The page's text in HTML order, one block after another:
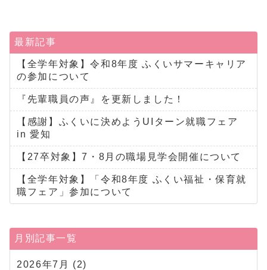
最新記事
【全学年対象】令和8年度 ふくいサマーキャリア
の参加について
『先輩職員の声』を更新しました！
【感謝】ふくいに決めようUIターン就職フェア
in 愛知
【27卒対象】7・8月の職場見学会開催について
【全学年対象】「令和8年度 ふくい福祉・保育就
職フェア」参加について
月別記事一覧
2026年7月 (2)